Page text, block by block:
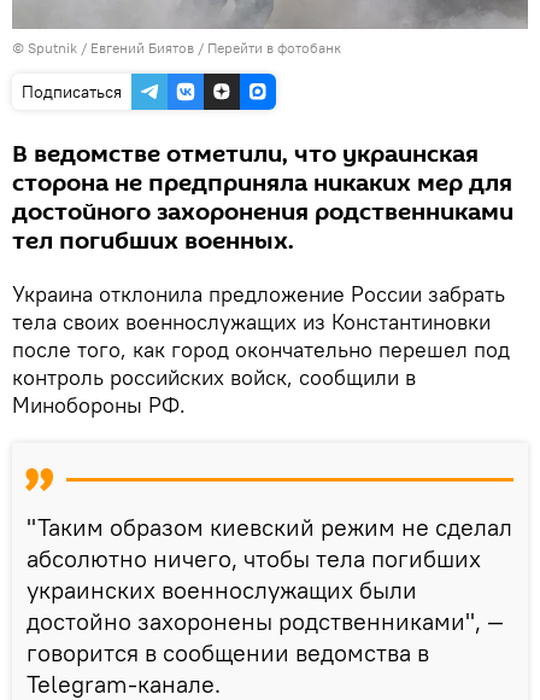
© Sputnik / Евгений Биятов / Перейти в фотобанк
Подписаться
В ведомстве отметили, что украинская
сторона не предприняла никаких мер для
достойного захоронения родственниками
тел погибших военных.
Украина отклонила предложение России забрать
тела своих военнослужащих из Константиновки
после того, как город окончательно перешел под
контроль российских войск, сообщили в
Минобороны РФ.
"Таким образом киевский режим не сделал
абсолютно ничего, чтобы тела погибших
украинских военнослужащих были
достойно захоронены родственниками", —
говорится в сообщении ведомства в
Telegram-канале.